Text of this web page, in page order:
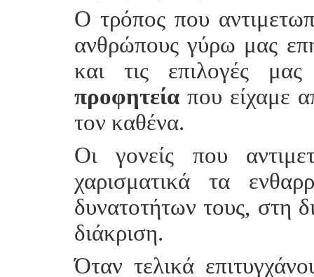
Ο τρόπος που
ανθρώπους γύρω μας
και τις επιλογές
προφητεία που είχαμε
τον καθένα.
Οι γονείς που
χαρισματικά τα
δυνατοτήτων τους, στη
διάκριση.
Όταν τελικά